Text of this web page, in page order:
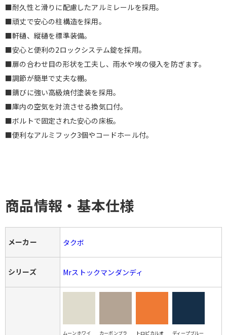
■耐久性と滑りに配慮したアルミレールを採用。
■頑丈で安心の柱構造を採用。
■軒樋、縦樋を標準装備。
■安心と便利の2ロックシステム錠を採用。
■扉の合わせ目の形状を工夫し、雨水や埃の侵入を防ぎます。
■調節が簡単で丈夫な棚。
■錆びに強い高級焼付塗装を採用。
■庫内の空気を対流させる換気口付。
■ボルトで固定された安心の床板。
■便利なアルミフック3個やコードホール付。
商品情報・基本仕様
メーカー タクボ
シリーズ Mrストックマンダンディ
ムーンホワイ カーボンブラ トロピカルオ ディープブルー